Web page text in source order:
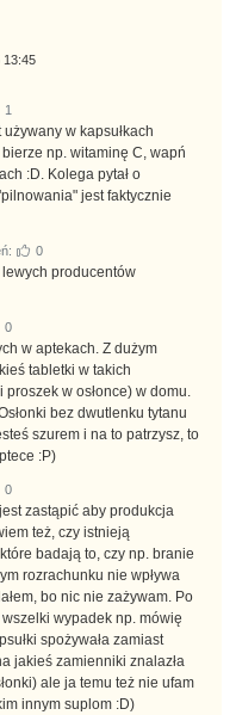
13:45
1
w kapsułkach
np. witaminę C, wapń
:D. Kolega pytał o
jest faktycznie
0
producentów
0
w aptekach. Z dużym
tabletki w takich
proszek w osłonce) w domu.
bez dwutlenku tytanu
szurem i na to patrzysz, to
:P)
0
zastąpić aby produkcja
też, czy istnieją
badają to, czy np. branie
rozrachunku nie wpływa
bo nic nie zażywam. Po
wypadek np. mówię
spożywała zamiast
jakieś zamienniki znalazła
ale ja temu też nie ufam
innym suplom :D)